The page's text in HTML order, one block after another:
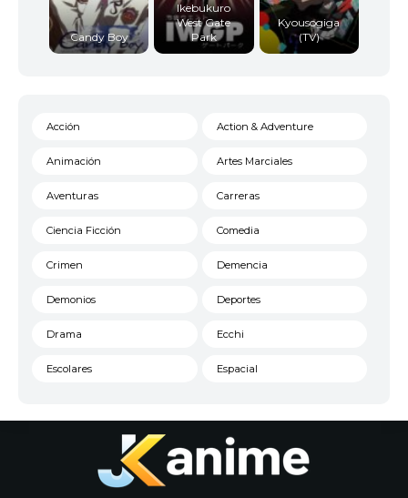
Candy Boy
Ikebukuro
West Gate
Park
Kyousogiga
(TV)
Acción Action & Adventure
Animación Artes Marciales
Aventuras Carreras
Ciencia Ficción Comedia
Crimen Demencia
Demonios Deportes
Drama Ecchi
Escolares Espacial
Historico
Josei